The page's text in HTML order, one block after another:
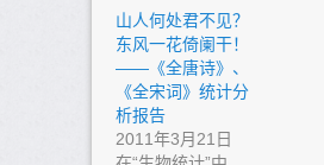
山人何处君不见？
东风一花倚阑干！
——《全唐诗》、
《全宋词》统计分
析报告
2011年3月21日